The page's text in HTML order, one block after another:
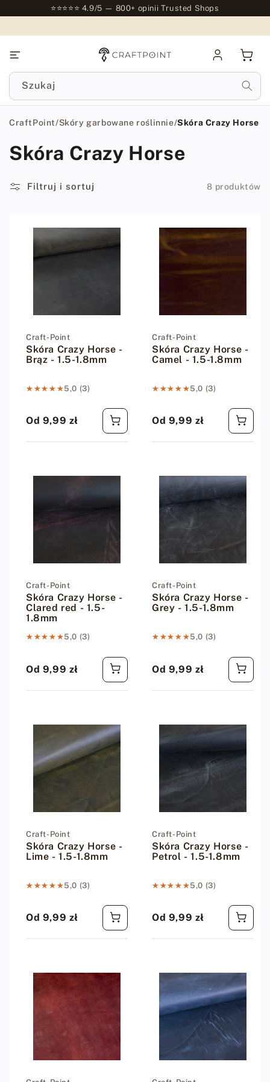
⭐⭐⭐⭐⭐ 4.9/5 — 800+ opinii Trusted Shops
się
Szukaj
CraftPoint/Skóry garbowane roślinnie/Skóra Crazy Horse
Skóra Crazy Horse
Filtruj i sortuj 8 produktów
Dostawca:
Craft-Point
Skóra Crazy Horse -
Brąz - 1.5-1.8mm
★★★★★
★★★★★5,0 (3)
Cena regularna
Od 9,99 zł
Dostawca:
Craft-Point
Skóra Crazy Horse -
Camel - 1.5-1.8mm
★★★★★
★★★★★5,0 (3)
Cena regularna
Od 9,99 zł
Dostawca:
Craft-Point
Skóra Crazy Horse -
Clared red - 1.5-
1.8mm
★★★★★
★★★★★5,0 (3)
Cena regularna
Od 9,99 zł
Dostawca:
Craft-Point
Skóra Crazy Horse -
Grey - 1.5-1.8mm
★★★★★
★★★★★5,0 (3)
Cena regularna
Od 9,99 zł
Dostawca:
Craft-Point
Skóra Crazy Horse -
Lime - 1.5-1.8mm
★★★★★
★★★★★5,0 (3)
Cena regularna
Od 9,99 zł
Dostawca:
Craft-Point
Skóra Crazy Horse -
Petrol - 1.5-1.8mm
★★★★★
★★★★★5,0 (3)
Cena regularna
Od 9,99 zł